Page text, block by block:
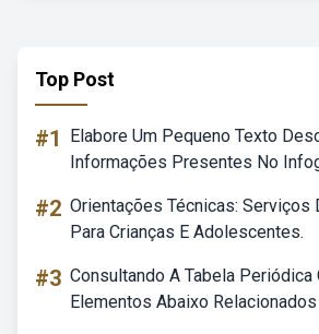
Top Post
#1
Elabore Um Pequeno Texto
Informações Presentes No
#2 Orientações Técnicas: Serviços
Para Crianças E Adolescentes.
#3 Consultando A Tabela
Elementos Abaixo Relacionados